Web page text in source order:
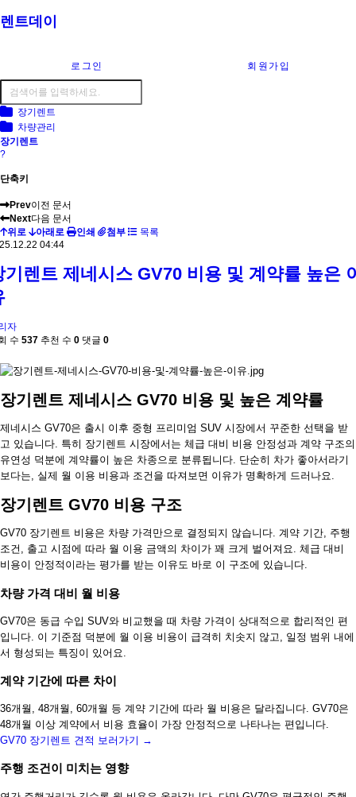
렌트데이
로그인 회원가입
장기렌트
차량관리
장기렌트
?
단축키
Prev이전 문서
Next다음 문서
위로
아래로 인쇄 첨부
목록
04:44
기렌트 제네시스 GV70 비용 및 계약률 높은
자
수 537 추천 수 0 댓글 0
장기렌트 제네시스 GV70 비용 및 높은 계약률
제네시스 GV70은 출시 이후 중형 프리미엄 SUV 시장에서 꾸준한 선택을 받
고 있습니다. 특히 장기렌트 시장에서는 체급 대비 비용 안정성과 계약 구조의
유연성 덕분에 계약률이 높은 차종으로 분류됩니다. 단순히 차가 좋아서라기
보다는, 실제 월 이용 비용과 조건을 따져보면 이유가 명확하게 드러나요.
장기렌트 GV70 비용 구조
GV70 장기렌트 비용은 차량 가격만으로 결정되지 않습니다. 계약 기간, 주행
조건, 출고 시점에 따라 월 이용 금액의 차이가 꽤 크게 벌어져요. 체급 대비
비용이 안정적이라는 평가를 받는 이유도 바로 이 구조에 있습니다.
차량 가격 대비 월 비용
GV70은 동급 수입 SUV와 비교했을 때 차량 가격이 상대적으로 합리적인 편
입니다. 이 기준점 덕분에 월 이용 비용이 급격히 치솟지 않고, 일정 범위 내에
서 형성되는 특징이 있어요.
계약 기간에 따른 차이
36개월, 48개월, 60개월 등 계약 기간에 따라 월 비용은 달라집니다. GV70은
48개월 이상 계약에서 비용 효율이 가장 안정적으로 나타나는 편입니다.
GV70 장기렌트 견적 보러가기 →
주행 조건이 미치는 영향